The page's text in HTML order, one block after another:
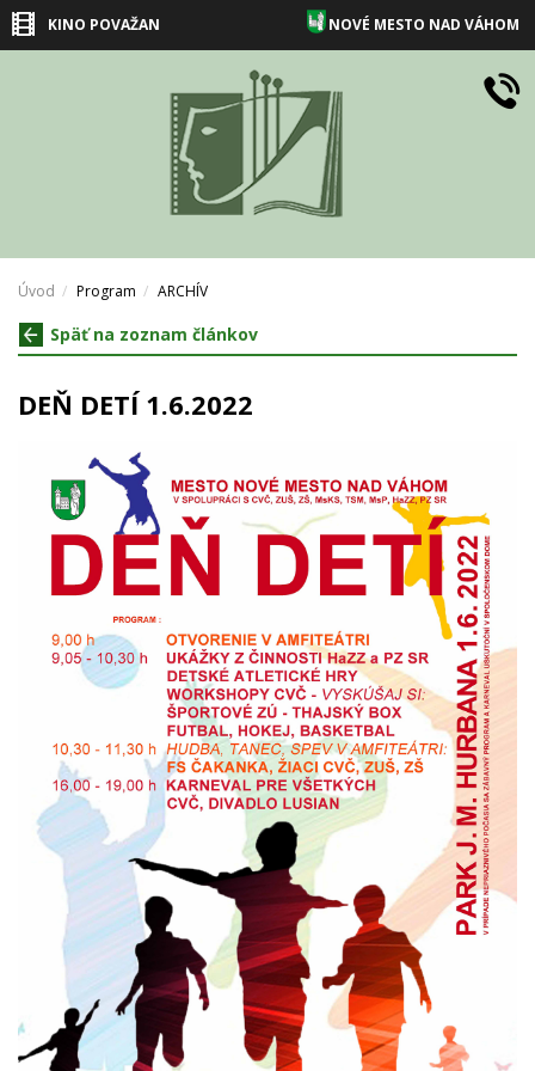
KINO POVAŽAN NOVÉ MESTO NAD VÁHOM
Úvod Program ARCHÍV
Späť na zoznam článkov
DEŇ DETÍ 1.6.2022